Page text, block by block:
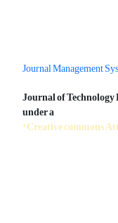
Journal of
under a